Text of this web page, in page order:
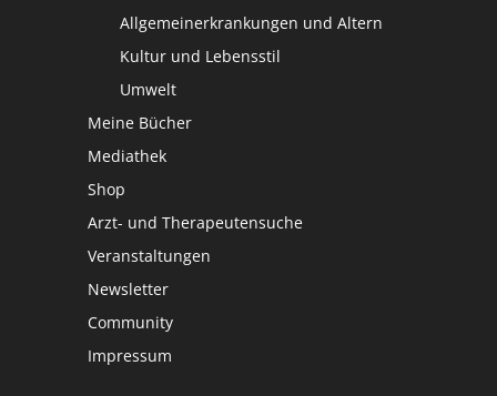
Allgemeinerkrankungen und Altern
Kultur und Lebensstil
Umwelt
Meine Bücher
Mediathek
Shop
Arzt- und Therapeutensuche
Veranstaltungen
Newsletter
Community
Impressum